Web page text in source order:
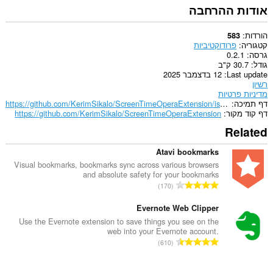
אודות ההרחבה
הורדות 583
קטגוריה פרודוקטיביות
גרסה 0.2.1
גודל 30.7 ק"ב
Last update 12 בדצמבר 2025
רשיון
מדיניות פרטיות
דף תמיכה
https://github.com/KerimSikalo/ScreenTimeOperaExtension/issues
דף קוד מקור https://github.com/KerimSikalo/ScreenTimeOperaExtension
Related
Atavi bookmarks
Visual bookmarks, bookmarks sync across various browsers
and absolute safety for your bookmarks
מ
פ
ר
ד
י
170
Evernote Web Clipper
Use the Evernote extension to save things you see on the
web into your Evernote account.
מ610